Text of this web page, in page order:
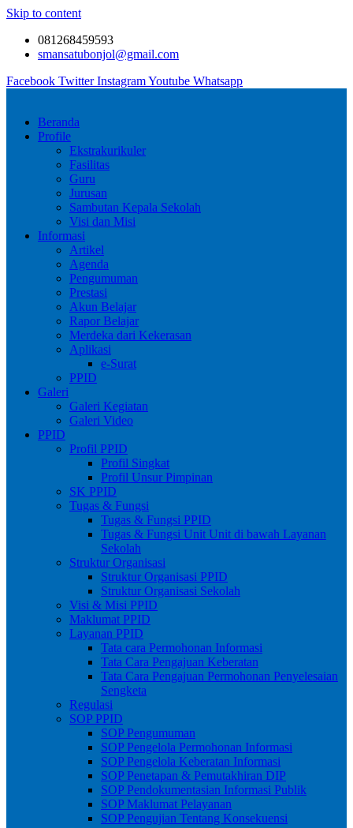
Skip to content
081268459593
smansatubonjol@gmail.com
Facebook Twitter InstagramYoutube Whatsapp
Beranda
Profile
Ekstrakurikuler
Fasilitas
Guru
Jurusan
Sambutan Kepala Sekolah
Visi dan Misi
Informasi
Artikel
Agenda
Pengumuman
Prestasi
Akun Belajar
Rapor Belajar
Merdeka dari Kekerasan
Aplikasi
e-Surat
PPID
Galeri
Galeri Kegiatan
Galeri Video
PPID
Profil PPID
Profil Singkat
Profil Unsur Pimpinan
SK PPID
Tugas & Fungsi
Tugas & Fungsi PPID
Tugas & Fungsi Unit Unit di bawah Layanan
Sekolah
Struktur Organisasi
Struktur Organisasi PPID
Struktur Organisasi Sekolah
Visi & Misi PPID
Maklumat PPID
Layanan PPID
Tata cara Permohonan Informasi
Tata Cara Pengajuan Keberatan
Tata Cara Pengajuan Permohonan Penyelesaian
Sengketa
Regulasi
SOP PPID
SOP Pengumuman
SOP Pengelola Permohonan Informasi
SOP Pengelola Keberatan Informasi
SOP Penetapan & Pemutakhiran DIP
SOP Pendokumentasian Informasi Publik
SOP Maklumat Pelayanan
SOP Pengujian Tentang Konsekuensi